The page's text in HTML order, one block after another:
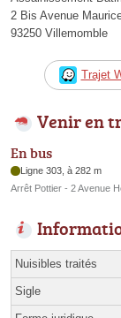
2 Bis Avenue
93250 Villemomble
Trajet
Venir en
En bus
Ligne 303, à 282 m
Arrêt Pottier - 2 Avenue
Nuisibles traités
Sigle